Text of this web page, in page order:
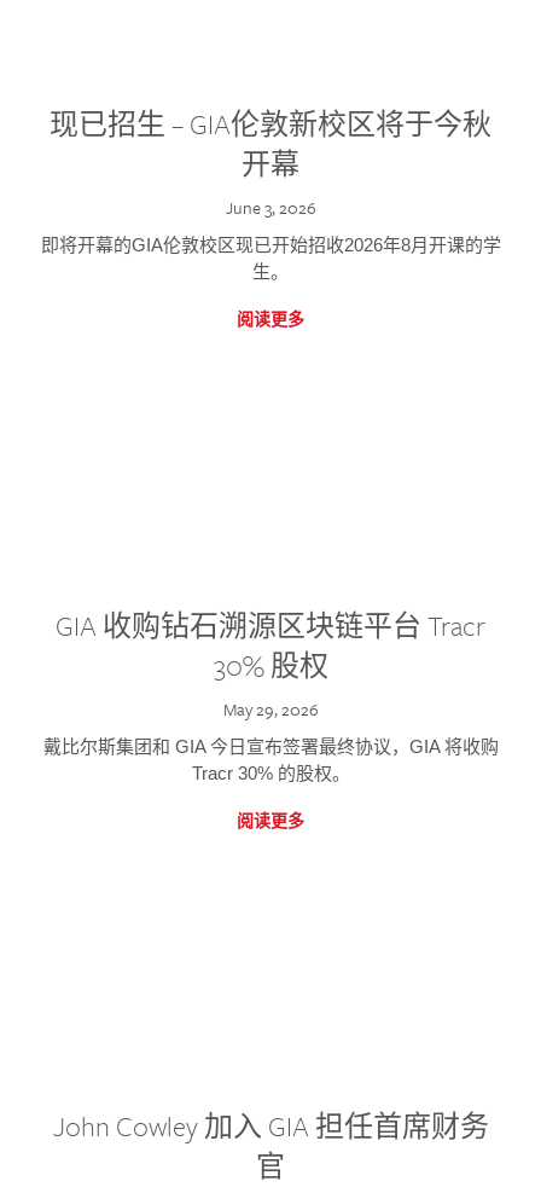
现已招生 – GIA伦敦新校区将于今秋
开幕
June 3, 2026
即将开幕的GIA伦敦校区现已开始招收2026年8月开课的学
生。
阅读更多
GIA 收购钻石溯源区块链平台 Tracr
30% 股权
May 29, 2026
戴比尔斯集团和 GIA 今日宣布签署最终协议，GIA 将收购
Tracr 30% 的股权。
阅读更多
John Cowley 加入 GIA 担任首席财务
官